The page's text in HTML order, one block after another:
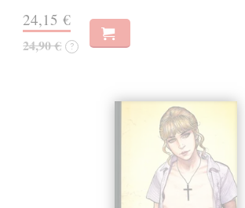
24,15 €
24,90 € ?